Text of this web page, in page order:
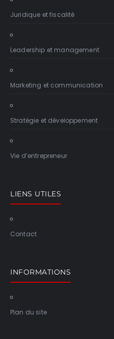
Juridique et fiscalité
Leadership et management
Marketing et communication
Stratégie et développement
Vie d’entrepreneur
LIENS UTILES
Contact
INFORMATIONS
Plan du site